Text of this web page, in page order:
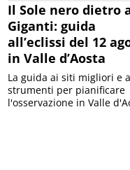
Il Sole nero dietro
Giganti: guida
all’eclissi del 12
in Valle d’Aosta
La guida ai siti migliori e
strumenti per pianificare
l'osservazione in Valle